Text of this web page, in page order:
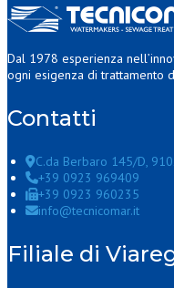
Dal 1978 esperienza
ogni esigenza di trattamento
Contatti
C.da Berbaro 145/D,
+39 0923 969409
+39 0923 960235
info@tecnicomar.it
Filiale di